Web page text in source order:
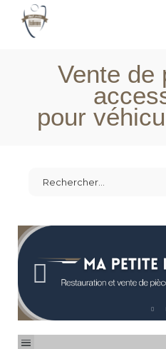
Vente de
pour